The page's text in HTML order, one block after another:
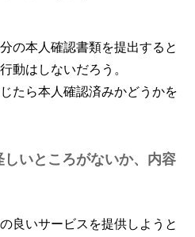
の本人確認書類を提出すると
動はしないだろう。
たら本人確認済みかどうかを
いところがないか、内容
良いサービスを提供しようと